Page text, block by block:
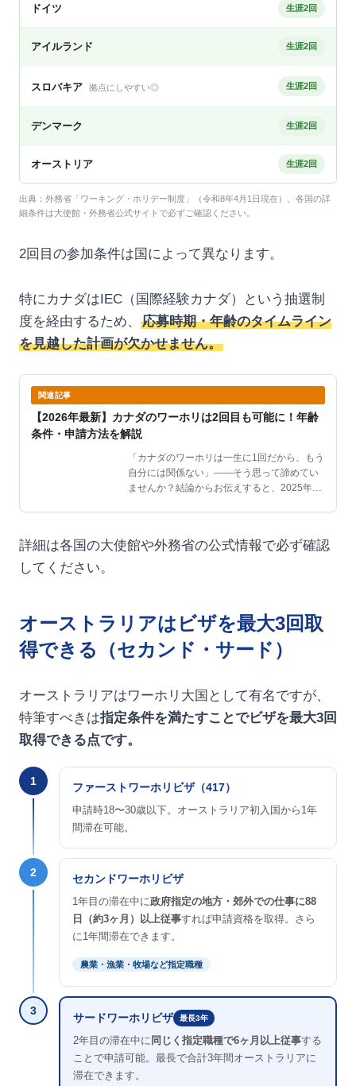
ドイツ 生涯2回
アイルランド 生涯2回
スロバキア 拠点にしやすい◎ 生涯2回
デンマーク 生涯2回
オーストリア 生涯2回
出典：外務省「ワーキング・ホリデー制度」（令和8年4月1日現在）。各国の詳
細条件は大使館・外務省公式サイトで必ずご確認ください。
2回目の参加条件は国によって異なります。
特にカナダはIEC（国際経験カナダ）という抽選制
度を経由するため、
応募時期・年齢のタイムライン
を見越した計画が欠かせません。
関連記事
【2026年最新】カナダのワーホリは2回目も可能に！年齢
条件・申請方法を解説
「カナダのワーホリは一生に1回だから、もう
自分には関係ない」——そう思って諦めてい
ませんか？結論からお伝えすると、2025年4
詳細は各国の大使館や外務省の公式情報で必ず確認
してください。
オーストラリアはビザを最大3回取
得できる（セカンド・サード）
オーストラリアはワーホリ大国として有名ですが、
特筆すべきは指定条件を満たすことでビザを最大3回
取得できる点です。
1 ファーストワーホリビザ（417）
申請時18〜30歳以下。オーストラリア初入国から1年
間滞在可能。
2 セカンドワーホリビザ
1年目の滞在中に政府指定の地方・郊外での仕事に88
日（約3ヶ月）以上従事すれば申請資格を取得。さら
に1年間滞在できます。
農業・漁業・牧場など指定職種
3
サードワーホリビザ 最長3年
2年目の滞在中に 同じく指定職種で6ヶ月以上従事する
ことで申請可能。最長で合計3年間オーストラリアに
滞在できます。